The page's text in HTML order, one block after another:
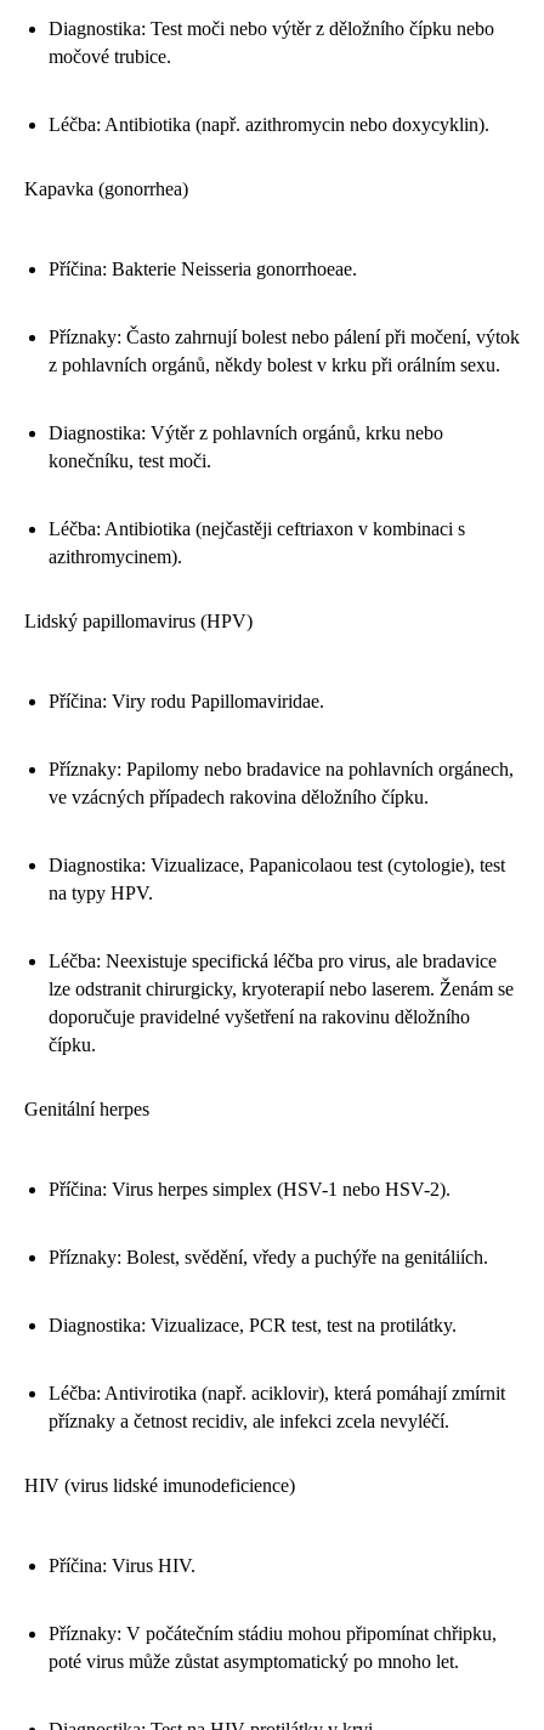
Diagnostika: Test moči nebo výtěr z děložního čípku nebo
močové trubice.
Léčba: Antibiotika (např. azithromycin nebo doxycyklin).
Kapavka (gonorrhea)
Příčina: Bakterie Neisseria gonorrhoeae.
Příznaky: Často zahrnují bolest nebo pálení při močení, výtok
z pohlavních orgánů, někdy bolest v krku při orálním sexu.
Diagnostika: Výtěr z pohlavních orgánů, krku nebo
konečníku, test moči.
Léčba: Antibiotika (nejčastěji ceftriaxon v kombinaci s
azithromycinem).
Lidský papillomavirus (HPV)
Příčina: Viry rodu Papillomaviridae.
Příznaky: Papilomy nebo bradavice na pohlavních orgánech,
ve vzácných případech rakovina děložního čípku.
Diagnostika: Vizualizace, Papanicolaou test (cytologie), test
na typy HPV.
Léčba: Neexistuje specifická léčba pro virus, ale bradavice
lze odstranit chirurgicky, kryoterapií nebo laserem. Ženám se
doporučuje pravidelné vyšetření na rakovinu děložního
čípku.
Genitální herpes
Příčina: Virus herpes simplex (HSV-1 nebo HSV-2).
Příznaky: Bolest, svědění, vředy a puchýře na genitáliích.
Diagnostika: Vizualizace, PCR test, test na protilátky.
Léčba: Antivirotika (např. aciklovir), která pomáhají zmírnit
příznaky a četnost recidiv, ale infekci zcela nevyléčí.
HIV (virus lidské imunodeficience)
Příčina: Virus HIV.
Příznaky: V počátečním stádiu mohou připomínat chřipku,
poté virus může zůstat asymptomatický po mnoho let.